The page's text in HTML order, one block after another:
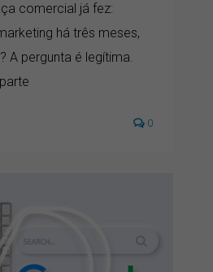
comercial já fez:
há três meses,
A pergunta é legítima.
0
como gerar
o Google